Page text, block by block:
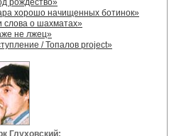
рождество»
хорошо начищенных ботинок»
слова о шахматах»
не лжец»
/ Топалов project»
Глуховский: